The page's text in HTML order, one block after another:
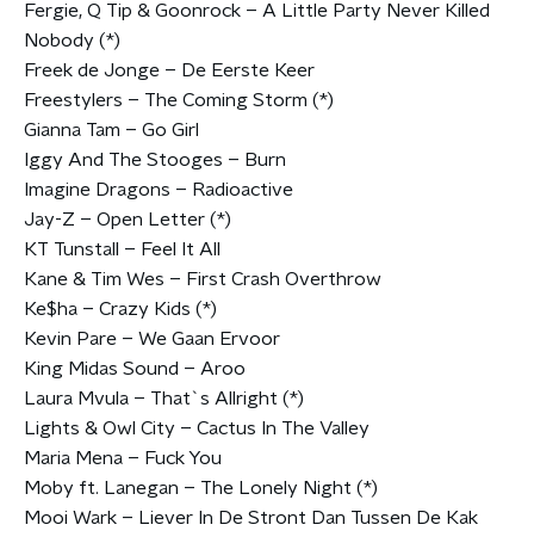
Fergie, Q Tip & Goonrock – A Little Party Never Killed
Nobody (*)
Freek de Jonge – De Eerste Keer
Freestylers – The Coming Storm (*)
Gianna Tam – Go Girl
Iggy And The Stooges – Burn
Imagine Dragons – Radioactive
Jay-Z – Open Letter (*)
KT Tunstall – Feel It All
Kane & Tim Wes – First Crash Overthrow
Ke$ha – Crazy Kids (*)
Kevin Pare – We Gaan Ervoor
King Midas Sound – Aroo
Laura Mvula – That`s Allright (*)
Lights & Owl City – Cactus In The Valley
Maria Mena – Fuck You
Moby ft. Lanegan – The Lonely Night (*)
Mooi Wark – Liever In De Stront Dan Tussen De Kak